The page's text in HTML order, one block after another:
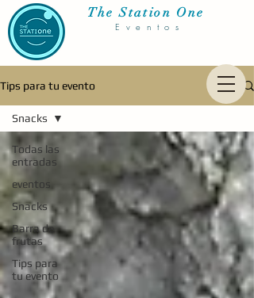
The Station One
Eventos
Tips para tu evento
Todas las
entradas
eventos
Snacks
Barra de
frutas
Tips para
tu evento
Snacks